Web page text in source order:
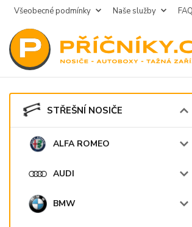
Všeobecné podmínky Naše služby FAQ
STŘEŠNÍ NOSIČE
ALFA ROMEO
AUDI
BMW